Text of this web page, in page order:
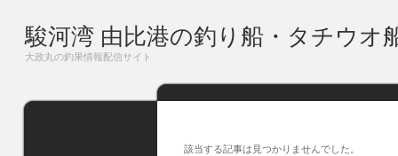
駿河湾 由比港の釣り船・タチウオ
大政丸の釣果情報配信サイト
該当する記事は見つかりませんでした。